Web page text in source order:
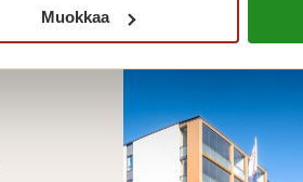
Muokkaa